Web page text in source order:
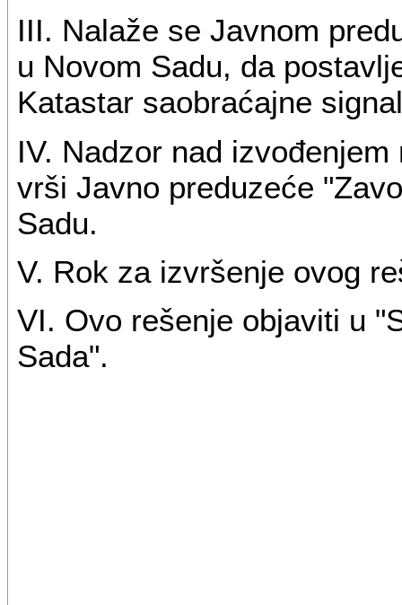
III. Nalaže se Javnom
u Novom Sadu, da
Katastar saobraćajne
IV. Nadzor nad
vrši Javno preduzeće
Sadu.
V. Rok za izvršenje ovog
VI. Ovo rešenje objaviti u
Sada".